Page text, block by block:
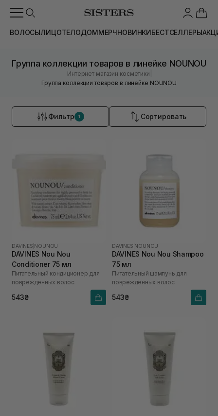
ВОЛОСЫЛИЦОТЕЛОДОММЕРЧНОВИНКИБЕСТСЕЛЛЕРЫ
Группа коллекции товаров в линейке NOUNOU
Интернет магазин косметики
Группа коллекции товаров в линейке NOUNOU
Фильтр 1 Сортировать
DAVINES NOUNOU
DAVINES Nou Nou
Conditioner 75 мл
Питательный кондиционер для
поврежденных волос
543₴
DAVINES NOUNOU
DAVINES Nou Nou Shampoo
75 мл
Питательный шампунь для
поврежденных волос
543₴